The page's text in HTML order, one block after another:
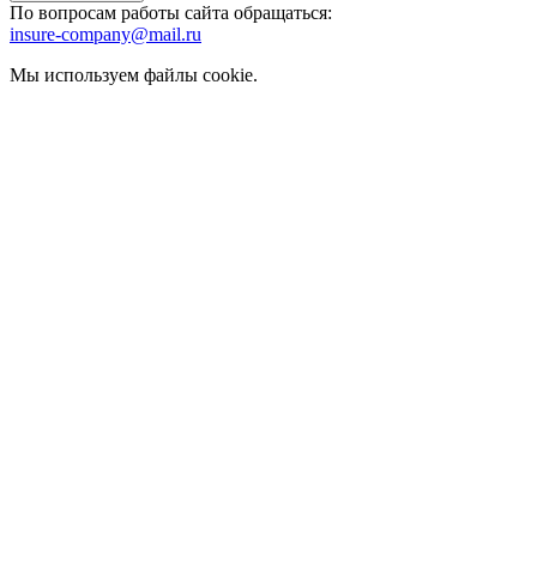
По вопросам работы сайта обращаться:
insure-company@mail.ru
Мы используем файлы cookie.